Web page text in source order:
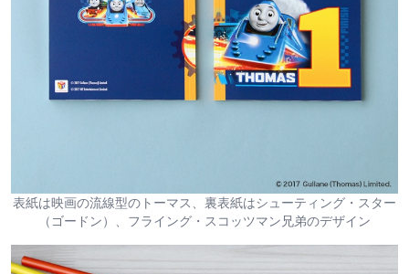
表紙は映画の流線型のトーマス、裏表紙はシューティング・スター
（ゴードン）、フライング・スコッツマン兄弟のデザイン